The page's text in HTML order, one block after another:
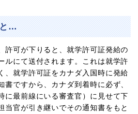
と…
許可が下りると、就学許可証発給の
ルにて送付されます。これは就学許
、就学許可証をカナダ入国時に発給
書ですから、カナダ到着時に必ず、
に最前線にいる審査官）に見せて下
当官が引き継いでその通知書をもと